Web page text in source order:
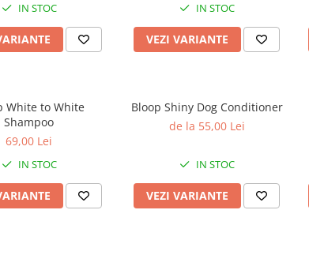
IN STOC IN STOC
VEZI VARIANTE
White to White
Shampoo
69,00 Lei
IN STOC
Bloop Shiny Dog Conditioner
de la 55,00 Lei
IN STOC
VEZI VARIANTE